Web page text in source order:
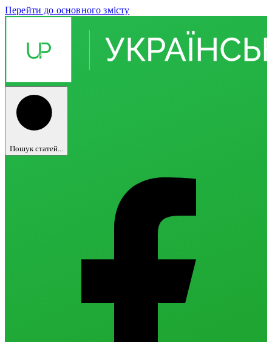
Перейти до основного змісту
Пошук статей...